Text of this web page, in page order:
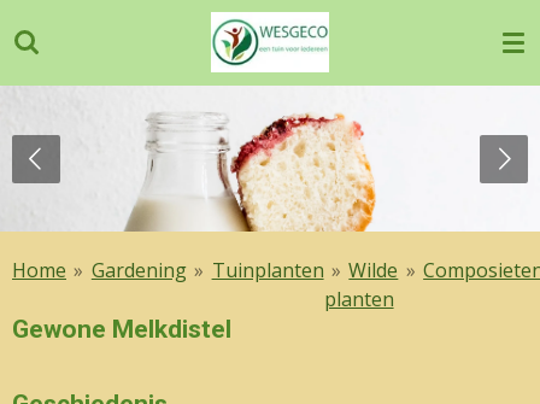
direct
naar
hoofdinhoud
Home » Gardening » Tuinplanten » Wilde
planten
»
Gewone Melkdistel